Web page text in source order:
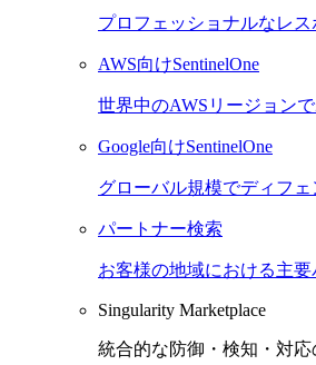
プロフェッショナルなレ
AWS向けSentinelOne
世界中のAWSリージョンで
Google向けSentinelOne
グローバル規模でディフ
パートナー検索
お客様の地域における主
Singularity Marketplace
統合的な防御・検知・対